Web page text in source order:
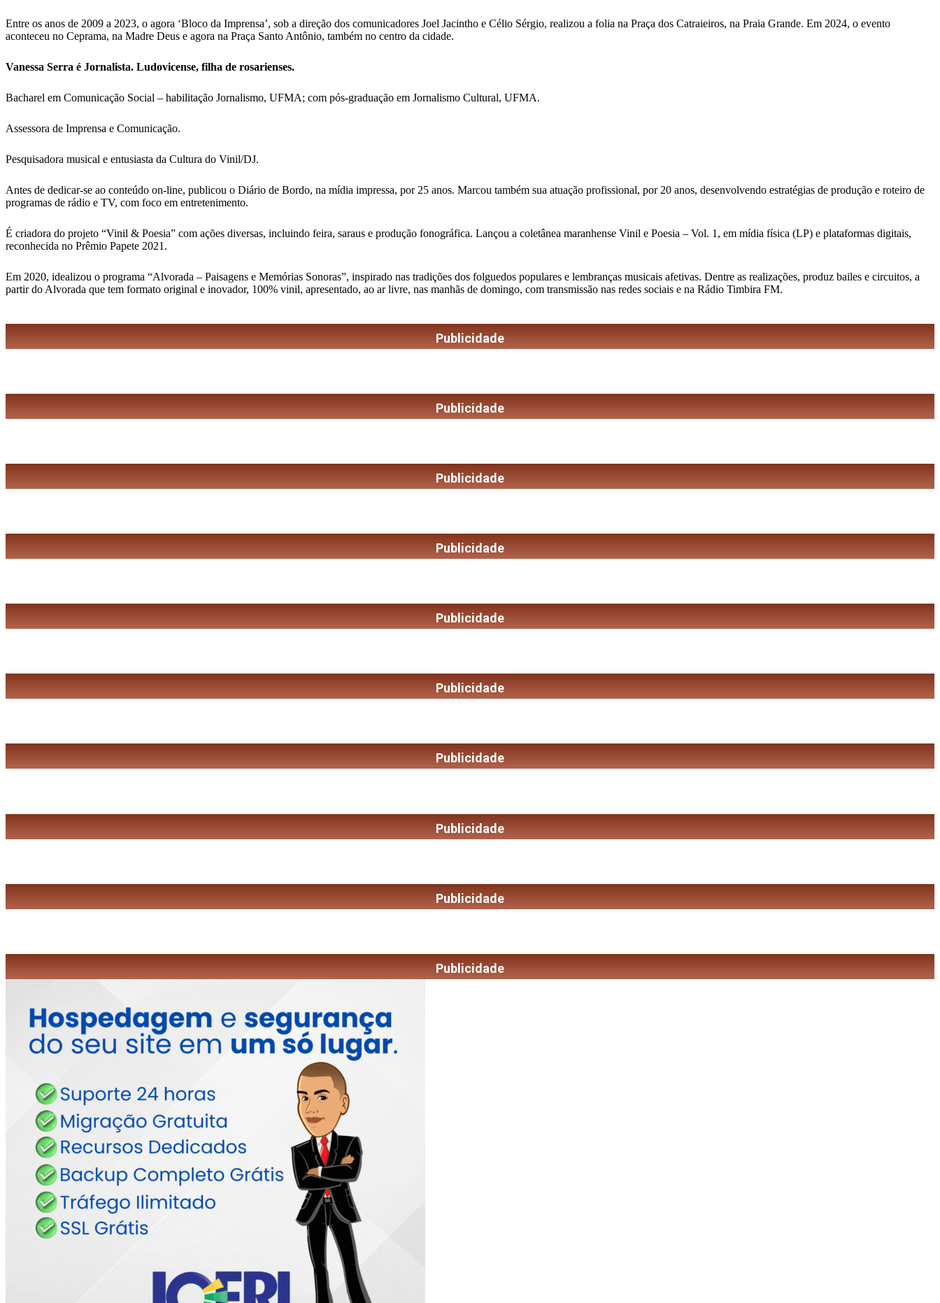
Entre os anos de 2009 a 2023, o agora ‘Bloco da Imprensa’, sob a direção dos comunicadores Joel Jacintho e Célio Sérgio, realizou a folia na Praça dos Catraieiros, na Praia Grande. Em 2024, o evento
aconteceu no Ceprama, na Madre Deus e agora na Praça Santo Antônio, também no centro da cidade.
Vanessa Serra é Jornalista. Ludovicense, filha de rosarienses.
Bacharel em Comunicação Social – habilitação Jornalismo, UFMA; com pós-graduação em Jornalismo Cultural, UFMA.
Assessora de Imprensa e Comunicação.
Pesquisadora musical e entusiasta da Cultura do Vinil/DJ.
Antes de dedicar-se ao conteúdo on-line, publicou o Diário de Bordo, na mídia impressa, por 25 anos. Marcou também sua atuação profissional, por 20 anos, desenvolvendo estratégias de produção e roteiro de
programas de rádio e TV, com foco em entretenimento.
É criadora do projeto “Vinil & Poesia” com ações diversas, incluindo feira, saraus e produção fonográfica. Lançou a coletânea maranhense Vinil e Poesia – Vol. 1, em mídia física (LP) e plataformas digitais,
reconhecida no Prêmio Papete 2021.
Em 2020, idealizou o programa “Alvorada – Paisagens e Memórias Sonoras”, inspirado nas tradições dos folguedos populares e lembranças musicais afetivas. Dentre as realizações, produz bailes e circuitos, a
partir do Alvorada que tem formato original e inovador, 100% vinil, apresentado, ao ar livre, nas manhãs de domingo, com transmissão nas redes sociais e na Rádio Timbira FM.
Publicidade
Publicidade
Publicidade
Publicidade
Publicidade
Publicidade
Publicidade
Publicidade
Publicidade
Publicidade